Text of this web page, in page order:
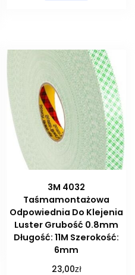
3M 4032
Taśmamontażowa
Odpowiednia Do Klejenia
Luster Grubość 0.8mm
Długość: 11M Szerokość:
6mm
23,00zł